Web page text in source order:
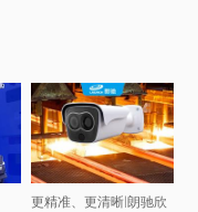
更精准、更清晰|朗驰欣